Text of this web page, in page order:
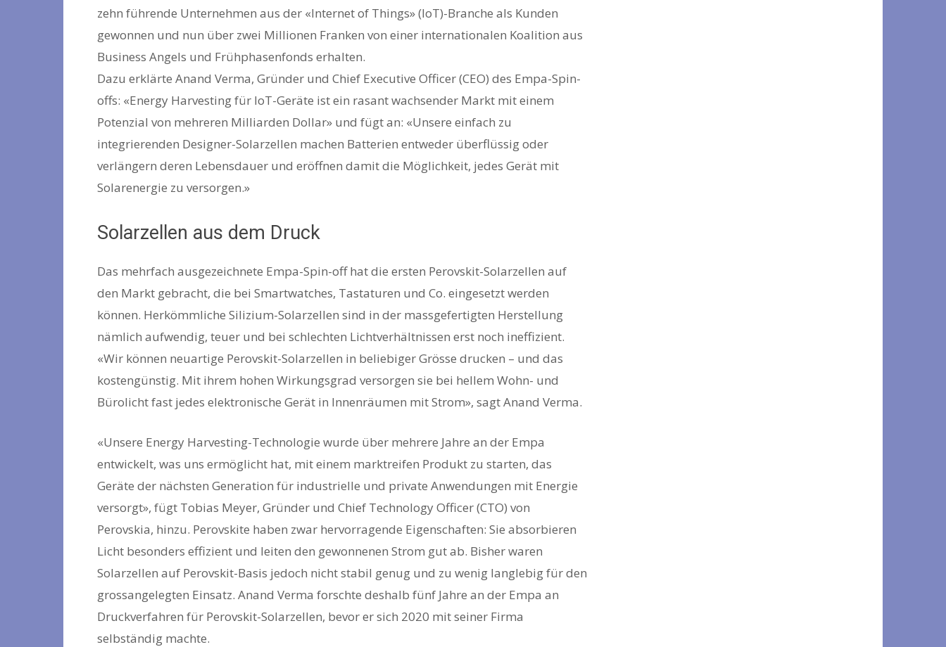
zehn führende Unternehmen aus der «Internet of Things» (IoT)-Branche als Kunden
gewonnen und nun über zwei Millionen Franken von einer internationalen Koalition aus
Business Angels und Frühphasenfonds erhalten.
Dazu erklärte Anand Verma, Gründer und Chief Executive Officer (CEO) des Empa-Spin-
offs: «Energy Harvesting für IoT-Geräte ist ein rasant wachsender Markt mit einem
Potenzial von mehreren Milliarden Dollar» und fügt an: «Unsere einfach zu
integrierenden Designer-Solarzellen machen Batterien entweder überflüssig oder
verlängern deren Lebensdauer und eröffnen damit die Möglichkeit, jedes Gerät mit
Solarenergie zu versorgen.»
Solarzellen aus dem Druck
Das mehrfach ausgezeichnete Empa-Spin-off hat die ersten Perovskit-Solarzellen auf
den Markt gebracht, die bei Smartwatches, Tastaturen und Co. eingesetzt werden
können. Herkömmliche Silizium-Solarzellen sind in der massgefertigten Herstellung
nämlich aufwendig, teuer und bei schlechten Lichtverhältnissen erst noch ineffizient.
«Wir können neuartige Perovskit-Solarzellen in beliebiger Grösse drucken – und das
kostengünstig. Mit ihrem hohen Wirkungsgrad versorgen sie bei hellem Wohn- und
Bürolicht fast jedes elektronische Gerät in Innenräumen mit Strom», sagt Anand Verma.
«Unsere Energy Harvesting-Technologie wurde über mehrere Jahre an der Empa
entwickelt, was uns ermöglicht hat, mit einem marktreifen Produkt zu starten, das
Geräte der nächsten Generation für industrielle und private Anwendungen mit Energie
versorgt», fügt Tobias Meyer, Gründer und Chief Technology Officer (CTO) von
Perovskia, hinzu. Perovskite haben zwar hervorragende Eigenschaften: Sie absorbieren
Licht besonders effizient und leiten den gewonnenen Strom gut ab. Bisher waren
Solarzellen auf Perovskit-Basis jedoch nicht stabil genug und zu wenig langlebig für den
grossangelegten Einsatz. Anand Verma forschte deshalb fünf Jahre an der Empa an
Druckverfahren für Perovskit-Solarzellen, bevor er sich 2020 mit seiner Firma
selbständig machte.